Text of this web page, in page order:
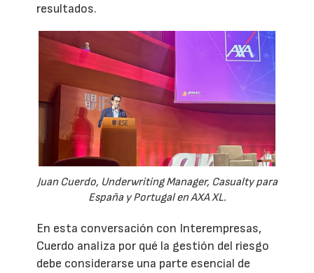
resultados.
Juan Cuerdo, Underwriting Manager, Casualty para
España y Portugal en AXA XL.
En esta conversación con Interempresas,
Cuerdo analiza por qué la gestión del riesgo
debe considerarse una parte esencial de